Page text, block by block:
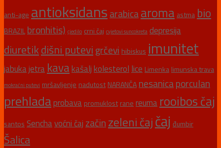
anti-age antioksidans arabicaaroma astma bio
BRAZIL bronhitis) cjedilo crni čaj cvjetovi suncokreta depresija
diuretikdišni putevi grčevi hibiskus imunitet
jabukajetra kavakašaljkolesterol lice Limenka limunska trava
mokraćni putevi mršavljenje nadutost NARANČA nesanicaporculan
prehladaprobava promuklost rane reuma rooibos čaj
santos Senchavoćni čaj začin zeleni čajčaj đumbir
Šalica